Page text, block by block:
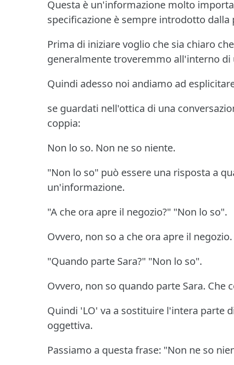
Questa è un'informazione molto
specificazione è sempre introdotto dalla
Prima di iniziare voglio che sia chiaro
generalmente troveremmo all'interno di
Quindi adesso noi andiamo ad
se guardati nell'ottica di una
coppia:
Non lo so. Non ne so niente.
"Non lo so" può essere una risposta a
un'informazione.
"A che ora apre il negozio?" "Non lo so".
Ovvero, non so a che ora apre il negozio.
"Quando parte Sara?" "Non lo so".
Ovvero, non so quando parte Sara. Che
Quindi 'LO' va a sostituire l'intera parte
oggettiva.
Passiamo a questa frase: "Non ne so